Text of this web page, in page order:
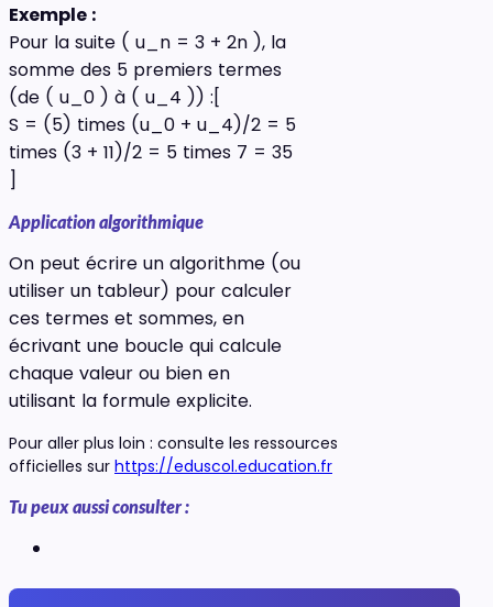
Exemple :
Pour la suite ( u_n = 3 + 2n ), la
somme des 5 premiers termes
(de ( u_0 ) à ( u_4 )) :[
S = (5) times (u_0 + u_4)/2 = 5
times (3 + 11)/2 = 5 times 7 = 35
]
Application algorithmique
On peut écrire un algorithme (ou
utiliser un tableur) pour calculer
ces termes et sommes, en
écrivant une boucle qui calcule
chaque valeur ou bien en
utilisant la formule explicite.
Pour aller plus loin : consulte les ressources
officielles sur https://eduscol.education.fr
Tu peux aussi consulter :